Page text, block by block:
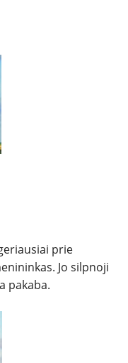
prie
Jo silpnoji
pakaba.